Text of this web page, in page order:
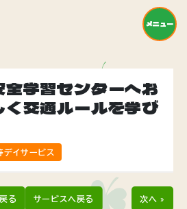
メニュー
学習センターへお
交通ルールを学び
デイサービス
る サービスへ戻る 次へ »